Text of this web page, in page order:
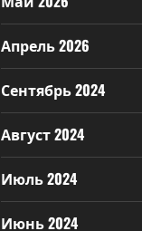
Апрель 2026
Сентябрь 2024
Август 2024
Июль 2024
Июнь 2024